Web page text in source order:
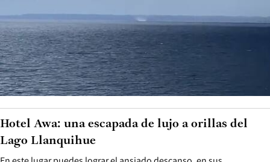
Hotel Awa: una escapada de lujo a orillas del
Lago Llanquihue